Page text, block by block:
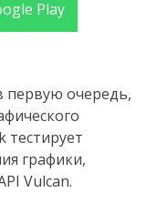
Play
первую очередь,
тестирует
графики,
Vulcan.